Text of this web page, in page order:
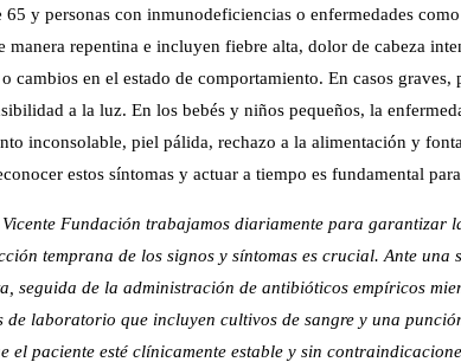
65 y personas con inmunodeficiencias o enfermedades
manera repentina e incluyen fiebre alta, dolor de cabeza
cambios en el estado de comportamiento. En casos graves,
a la luz. En los bebés y niños pequeños, la
inconsolable, piel pálida, rechazo a la alimentación y
estos síntomas y actuar a tiempo es fundamental
Fundación trabajamos diariamente para garantizar
temprana de los signos y síntomas es crucial. Ante una
seguida de la administración de antibióticos empíricos
de laboratorio que incluyen cultivos de sangre y una
el paciente esté clínicamente estable y sin